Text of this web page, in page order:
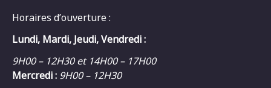
Horaires d’ouverture :
Lundi, Mardi, Jeudi, Vendredi :
9H00 – 12H30 et 14H00 – 17H00
Mercredi : 9H00 – 12H30